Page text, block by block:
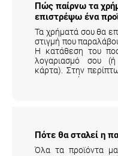
Πώς παίρνω τα
επιστρέψω ένα
Τα χρήματά σου θα
στιγμή που
Η κατάθεση του
λογαριασμό σου (ή
κάρτα). Στην
μεταφορικά της
Πότε θα σταλεί η
Όλα τα προϊόντα